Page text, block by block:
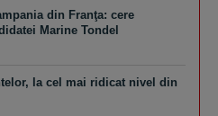
din Franţa: cere
Marine Tondel
la cel mai ridicat nivel din